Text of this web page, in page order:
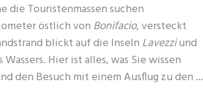
die Touristenmassen suchen
östlich von Bonifacio, versteckt
blickt auf die Inseln Lavezziund
Hier ist alles, was Sie wissen
den Besuch mit einem Ausflug zu den ...